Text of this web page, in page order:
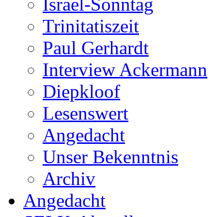
Trinitatiszeit
Paul Gerhardt
Interview Ackermann
Diepkloof
Lesenswert
Angedacht
Unser Bekenntnis
Archiv
Angedacht